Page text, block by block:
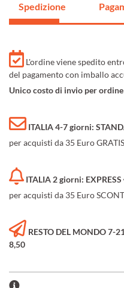
Spedizione
L'ordine viene spedito
del pagamento con imballo
Unico costo di invio per
ITALIA 4-7 giorni:
per acquisti da 35 Euro GRATIS
ITALIA 2 giorni: EXPRESS
per acquisti da 35 Euro
RESTO DEL MONDO 7-
8,50